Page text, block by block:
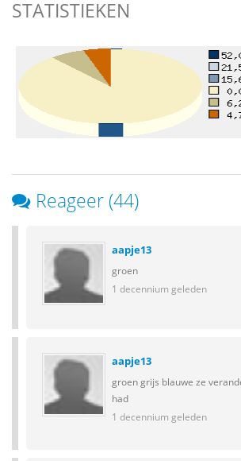
STATISTIEKEN
Reageer (44)
aapje13
groen
1 decennium geleden
aapje13
groen grijs blauwe ze
had
1 decennium geleden